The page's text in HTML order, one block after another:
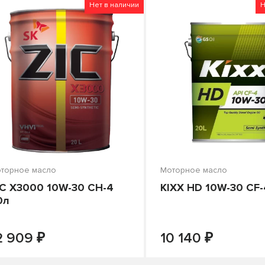
Нет в наличии
масло
X3000 10W-30 CH-4
909 ₽
ПОД ЗАКАЗ
Моторное масло
KIXX HD 10W-30
10 140₽
ПОД ЗАКАЗ